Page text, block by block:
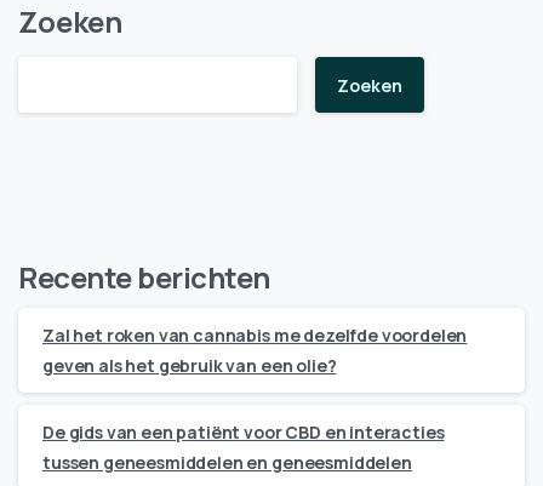
Zoeken
Zoeken
Recente berichten
Zal het roken van cannabis me dezelfde voordelen
geven als het gebruik van een olie?
De gids van een patiënt voor CBD en interacties
tussen geneesmiddelen en geneesmiddelen